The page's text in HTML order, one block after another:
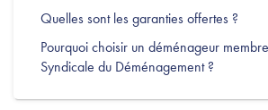
Quelles sont les garanties offertes ?
Pourquoi choisir un déménageur
Syndicale du Déménagement ?